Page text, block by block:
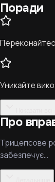
Поради
Уникайте
Про
Трицепсове
забезпечує…